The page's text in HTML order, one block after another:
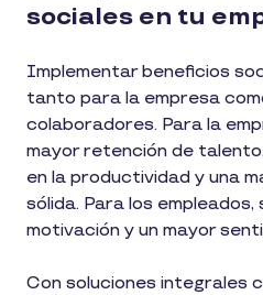
sociales en tu
Implementar beneficios
tanto para la empresa
colaboradores. Para la
mayor retención de
en la productividad y una
sólida. Para los
motivación y un mayor
Con soluciones integrales